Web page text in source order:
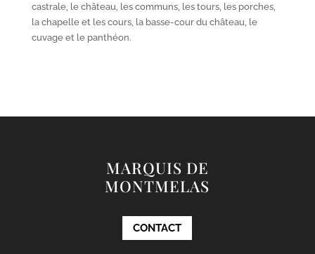
castrale, le château, les communs, les tours, les porches,
la chapelle et les cours, la basse-cour du château, le
cuvage et le panthéon.
MARQUIS DE
MONTMELAS
CONTACT